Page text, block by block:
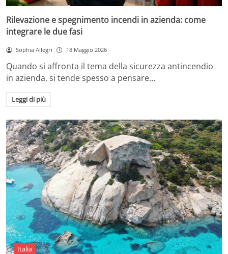
Rilevazione e spegnimento incendi in azienda: come
integrare le due fasi
Sophia Allegri 18 Maggio 2026
Quando si affronta il tema della sicurezza antincendio
in azienda, si tende spesso a pensare…
Leggi di più
Italia